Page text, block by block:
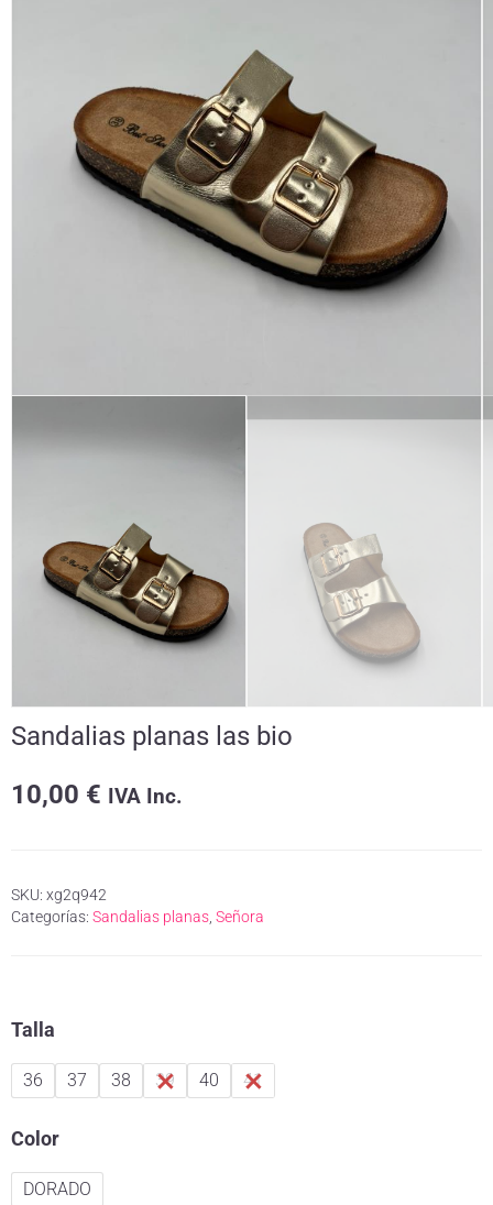
Sandalias planas las bio
10,00 € IVA Inc.
SKU: xg2q942
Categorías: Sandalias planas, Señora
Talla
36 37 38 39 40 41
Color
DORADO